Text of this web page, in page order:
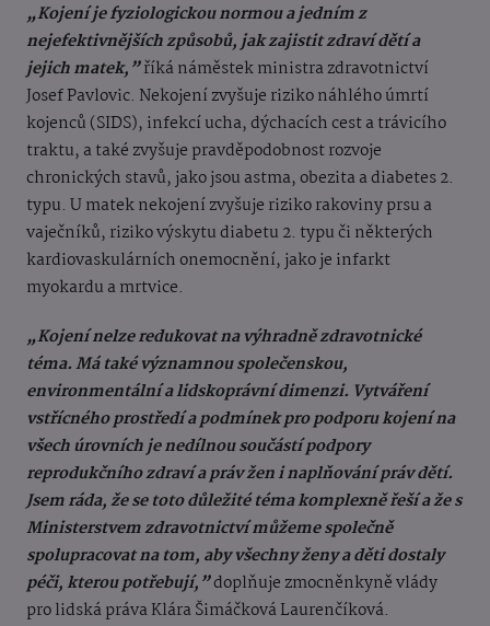
„Kojení je fyziologickou normou a jedním z
nejefektivnějších způsobů, jak zajistit zdraví dětí a
jejich matek,”říká náměstek ministra zdravotnictví
Josef Pavlovic. Nekojení zvyšuje riziko náhlého úmrtí
kojenců (SIDS), infekcí ucha, dýchacích cest a trávicího
traktu, a také zvyšuje pravděpodobnost rozvoje
chronických stavů, jako jsou astma, obezita a diabetes 2.
typu. U matek nekojení zvyšuje riziko rakoviny prsu a
vaječníků, riziko výskytu diabetu 2. typu či některých
kardiovaskulárních onemocnění, jako je infarkt
myokardu a mrtvice.
„Kojení nelze redukovat na výhradně zdravotnické
téma. Má také významnou společenskou,
environmentální a lidskoprávní dimenzi. Vytváření
vstřícného prostředí a podmínek pro podporu kojení na
všech úrovních je nedílnou součástí podpory
reprodukčního zdraví a práv žen i naplňování práv dětí.
Jsem ráda, že se toto důležité téma komplexně řeší a že s
Ministerstvem zdravotnictví můžeme společně
spolupracovat na tom, aby všechny ženy a děti dostaly
péči, kterou potřebují,”doplňuje zmocněnkyně vlády
pro lidská práva Klára Šimáčková Laurenčíková.